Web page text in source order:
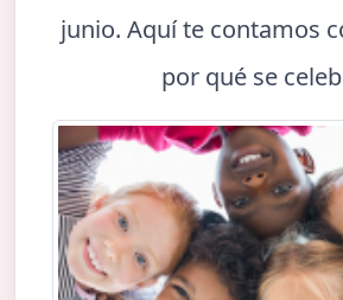
junio. Aquí te contamos
por qué se